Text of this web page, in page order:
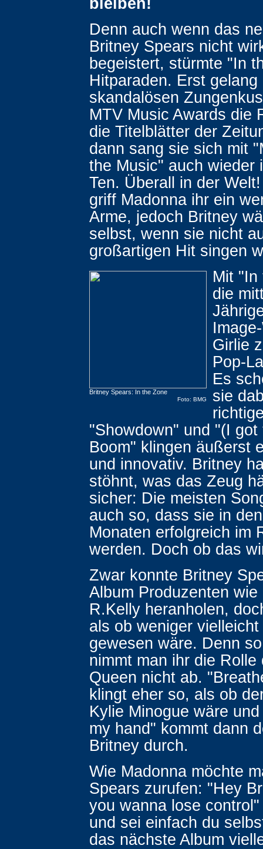
Denn auch wenn das
Britney Spears nicht
begeistert, stürmte "In
Hitparaden. Erst
skandalösen
MTV Music Awards die
die Titelblätter der
dann sang sie sich mit
the Music" auch wieder
Ten. Überall in der
griff Madonna ihr ein
Arme, jedoch Britney
selbst, wenn sie nicht
großartigen Hit singen
Britney Spears: In the Zone
Foto: BMG
Mit "In
die
Girlie
Pop-
Es
sie
"Showdown" und "(I got
Boom" klingen äußerst
und innovativ. Britney
stöhnt, was das Zeug
sicher: Die meisten
auch so, dass sie in
Monaten erfolgreich im
werden. Doch ob das
Zwar konnte Britney
Album Produzenten wie
R.Kelly heranholen,
als ob weniger vielleicht
gewesen wäre. Denn
nimmt man ihr die Rolle
Queen nicht ab.
klingt eher so, als ob
Kylie Minogue wäre
my hand" kommt dann
Britney durch.
Wie Madonna möchte
Spears zurufen: "Hey
you wanna lose
und sei einfach du
das nächste Album